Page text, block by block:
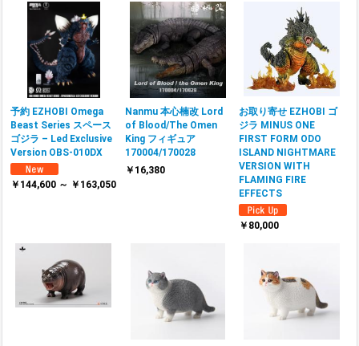
予約 EZHOBI Omega
Beast Series スペース
ゴジラ – Led Exclusive
Version OBS-010DX
￥144,600 ～ ￥163,050
Nanmu 本心楠改 Lord
of Blood/The Omen
King フィギュア
170004/170028
￥16,380
お取り寄せ EZHOBI ゴ
ジラ MINUS ONE
FIRST FORM ODO
ISLAND NIGHTMARE
VERSION WITH
FLAMING FIRE
EFFECTS
￥80,000